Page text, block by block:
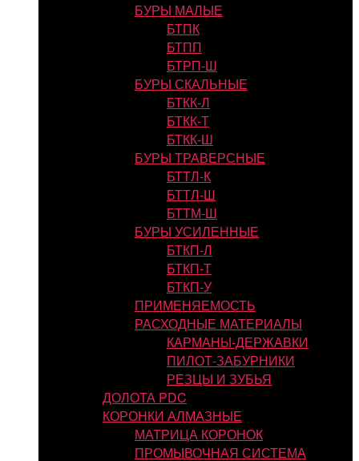
БУРЫ МАЛЫЕ
БТПК
БТПП
БТРП-Ш
БУРЫ СКАЛЬНЫЕ
БТКК-Л
БТКК-Т
БТКК-Ш
БУРЫ ТРАВЕРСНЫЕ
БТТЛ-К
БТТЛ-Ш
БТТМ-Ш
БУРЫ УСИЛЕННЫЕ
БТКП-Л
БТКП-Т
БТКП-У
ПРИМЕНЯЕМОСТЬ
РАСХОДНЫЕ МАТЕРИАЛЫ
КАРМАНЫ-ДЕРЖАВКИ
ПИЛОТ-ЗАБУРНИКИ
РЕЗЦЫ И ЗУБЬЯ
ДОЛОТА PDC
КОРОНКИ АЛМАЗНЫЕ
МАТРИЦА КОРОНОК
ПРОМЫВОЧНАЯ СИСТЕМА